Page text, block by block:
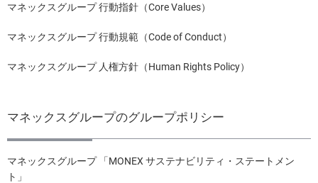
マネックスグループ 行動指針（Core Values）
マネックスグループ 行動規範（Code of Conduct）
マネックスグループ 人権方針（Human Rights Policy）
マネックスグループのグループポリシー
マネックスグループ 「MONEX サステナビリティ・ステートメン
ト」